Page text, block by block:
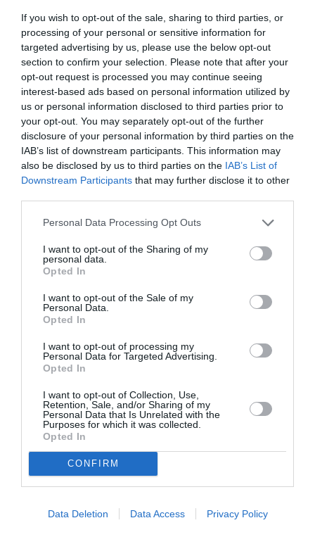
If you wish to opt-out of the sale, sharing to third parties, or
processing of your personal or sensitive information for
targeted advertising by us, please use the below opt-out
section to confirm your selection. Please note that after your
opt-out request is processed you may continue seeing
interest-based ads based on personal information utilized by
us or personal information disclosed to third parties prior to
your opt-out. You may separately opt-out of the further
disclosure of your personal information by third parties on the
IAB’s list of downstream participants. This information may
also be disclosed by us to third parties on the IAB’s List of
Downstream Participants that may further disclose it to other
Personal Data Processing Opt Outs
I want to opt-out of the Sharing of my
personal data.
Opted In
I want to opt-out of the Sale of my
Personal Data.
Opted In
I want to opt-out of processing my
Personal Data for Targeted Advertising.
Opted In
I want to opt-out of Collection, Use,
Retention, Sale, and/or Sharing of my
Personal Data that Is Unrelated with the
Purposes for which it was collected.
Opted In
CONFIRM
Data Deletion Data Access Privacy Policy
The Perfect Couple casting is actually
perfectpic.twitter.com/9XPIt4c0vO
— Netflix (@netflix)March 31, 2023
Στο έργο, που βασίζεται στο ομότιτλο
μυθιστόρημα μυστηρίου της Elin Hilderbrand,
συμμετέχουν επίσης: Eve Hewson, Billy Howle,
Liev Schreiber, Dakota Fanning, Meghann Fahy,
Omar Epps, Ishaan Khattar, Jack Reynor, Sam Nivola,
Η σκηνοθεσία των έξι επεισοδίων της σειράς
είναι της βραβευμένης με Susanne Bier. Η ημέρα
προβολής της σειράς δεν έχει ανακοινωθεί
ακόμη. Πάντως, στα γυρίσματα που γίνονται
στις ΗΠΑ η Nicole Kidman, σύμφωνα με
Κεντρική φωτογραφία: Δημόσιο προφίλ
Instagram @nicolekidman.
ADVERTISEMENT - CONTINUE READING BELOW
RELATED STORY